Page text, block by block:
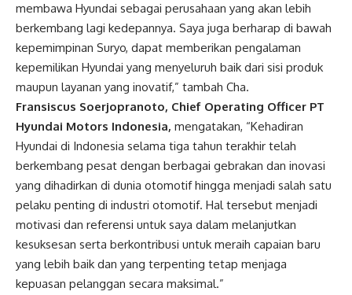
membawa Hyundai sebagai perusahaan yang akan lebih
berkembang lagi kedepannya. Saya juga berharap di bawah
kepemimpinan Suryo, dapat memberikan pengalaman
kepemilikan Hyundai yang menyeluruh baik dari sisi produk
maupun layanan yang inovatif,” tambah Cha.
Fransiscus Soerjopranoto, Chief Operating Officer PT
Hyundai Motors Indonesia, mengatakan, “Kehadiran
Hyundai di Indonesia selama tiga tahun terakhir telah
berkembang pesat dengan berbagai gebrakan dan inovasi
yang dihadirkan di dunia otomotif hingga menjadi salah satu
pelaku penting di industri otomotif. Hal tersebut menjadi
motivasi dan referensi untuk saya dalam melanjutkan
kesuksesan serta berkontribusi untuk meraih capaian baru
yang lebih baik dan yang terpenting tetap menjaga
kepuasan pelanggan secara maksimal.”